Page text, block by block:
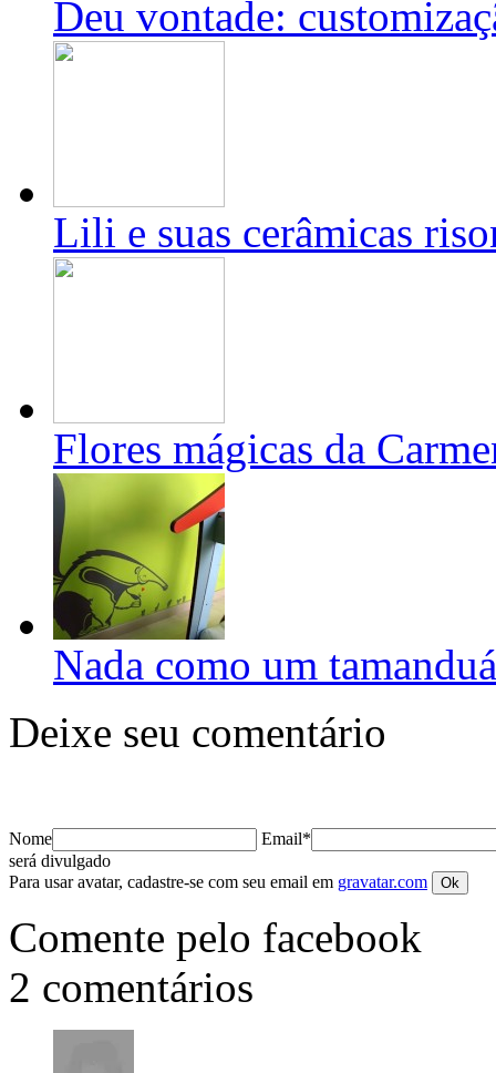
Deu vontade:
Lili e suas cerâmicas
Flores mágicas da
Nada como um
Deixe seu comentário
Nome
Email*
será divulgado
Para usar avatar, cadastre-se com seu email em gravatar.com
Comente pelo facebook
2 comentários